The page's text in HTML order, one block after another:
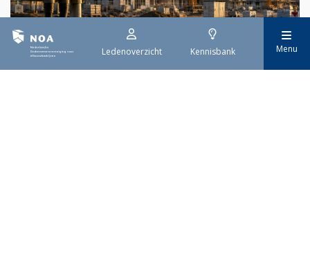
Ledenoverzicht Kennisbank Menu
29 juli 2026